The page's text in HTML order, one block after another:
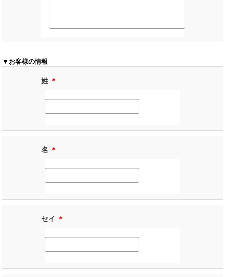
▼お客様の情報
姓 ＊
名 ＊
セイ ＊